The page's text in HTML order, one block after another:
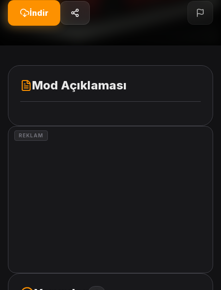
İndir
Mod Açıklaması
REKLAM